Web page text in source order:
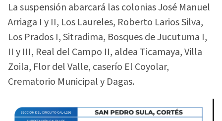
La suspensión abarcará las colonias José Manuel
Arriaga I y II, Los Laureles, Roberto Larios Silva,
Los Prados I, Sitradima, Bosques de Jucutuma I,
II y III, Real del Campo II, aldea Ticamaya, Villa
Zoila, Flor del Valle, caserío El Coyolar,
Crematorio Municipal y Dagas.